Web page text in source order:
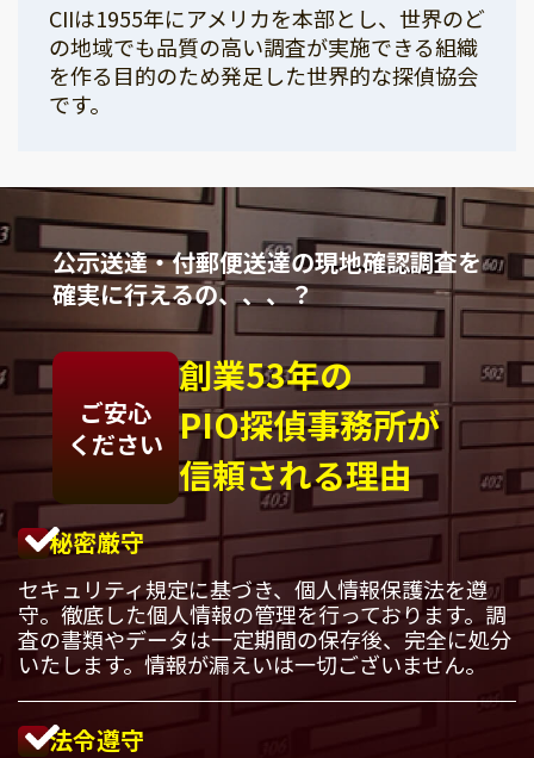
CIIは1955年にアメリカを本部とし、世界のど
の地域でも品質の高い調査が実施できる組織
を作る目的のため発足した世界的な探偵協会
です。
公示送達・付郵便送達の現地確認調査を
確実に行えるの、、、？
ご安心
ください
創業53年の
PIO探偵事務所が
信頼される理由
秘密厳守
セキュリティ規定に基づき、個人情報保護法を遵
守。徹底した個人情報の管理を行っております。調
査の書類やデータは一定期間の保存後、完全に処分
いたします。情報が漏えいは一切ございません。
法令遵守